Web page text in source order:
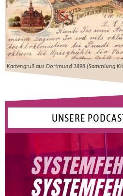
Kartengruß aus Dortmund 1898 (Sammlung
UNSERE